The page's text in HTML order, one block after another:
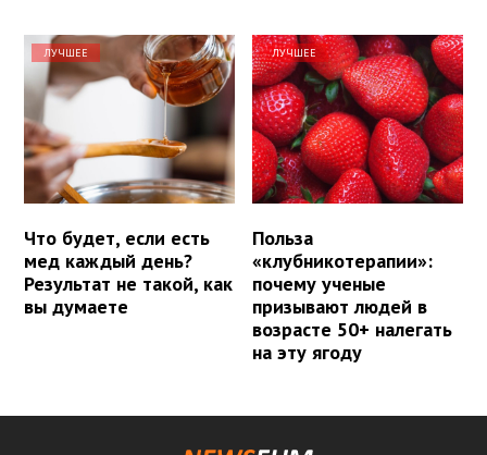
ЛУЧШЕЕ
Что будет, если есть
мед каждый день?
Результат не такой, как
вы думаете
ЛУЧШЕЕ
Польза
«клубникотерапии»:
почему ученые
призывают людей в
возрасте 50+ налегать
на эту ягоду